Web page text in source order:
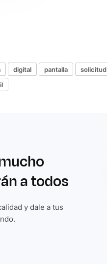
digital pantalla solicitud
a todos
y dale a tus